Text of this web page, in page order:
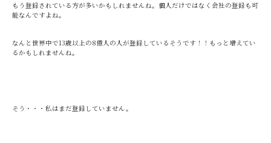
もう登録されている方が多いかもしれませんね。個人だけではなく会社の登録も可
能なんですよね。
なんと世界中で13歳以上の8億人の人が登録しているそうです！！もっと増えてい
るかもしれませんね。
そう・・・私はまだ登録していません。